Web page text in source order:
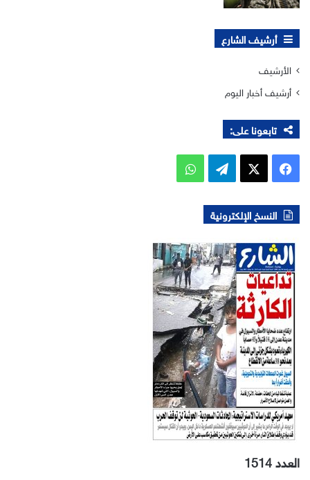
أرشيف الشارع
الأرشيف
أرشيف أخبار اليوم
تابعونا على:
فيسبوك تيلقرامواتساب
النسخ الإلكترونية
العدد 1514